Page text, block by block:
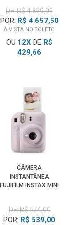
DE: R$ 4.829,99
POR: R$ 4.657,50
À VISTA NO BOLETO
OU 12X DE R$
429,66
CÂMERA
INSTANTÂNEA
FUJIFILM INSTAX MINI
DE: R$ 574,99
POR: R$ 539,00